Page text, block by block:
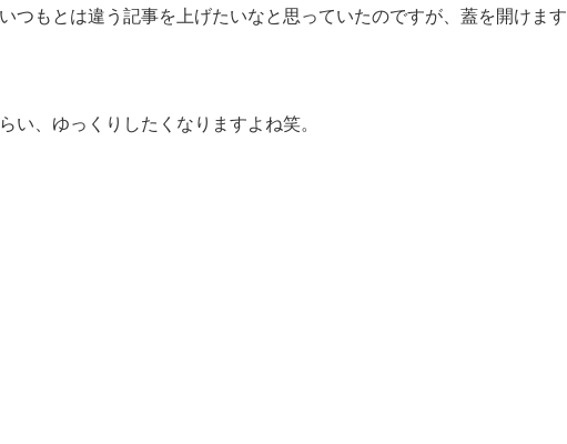
つもとは違う記事を上げたいなと思っていたのですが、蓋を開けます
い、ゆっくりしたくなりますよね笑。